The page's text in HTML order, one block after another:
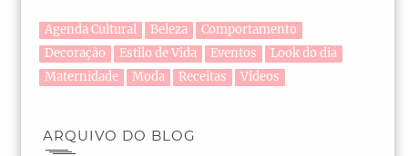
Agenda Cultural Beleza
Comportamento
Decoração
Estilo de Vida Eventos
Look do dia
Maternidade
Moda Receitas Vídeos
ARQUIVO DO BLOG